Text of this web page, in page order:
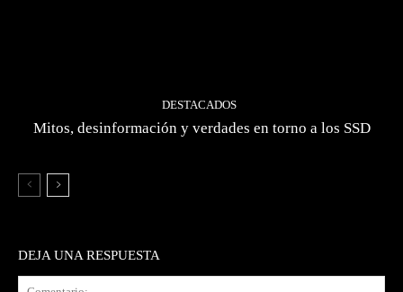
DESTACADOS
Mitos, desinformación y verdades en torno a los SSD
DEJA UNA RESPUESTA